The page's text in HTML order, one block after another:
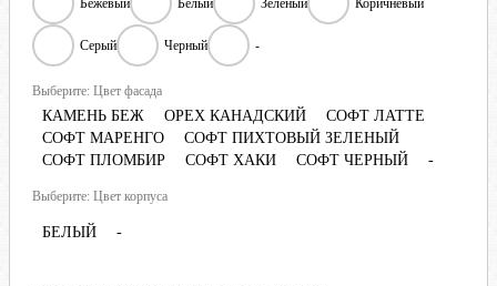
Бежевый Белый Зеленый Коричневый
Серый Черный -
Выберите: Цвет фасада
КАМЕНЬ БЕЖ ОРЕХ КАНАДСКИЙ
СОФТ ЛАТТЕ
СОФТ МАРЕНГО
СОФТ ПИХТОВЫЙ ЗЕЛЕНЫЙ
СОФТ ПЛОМБИР
СОФТ ХАКИ СОФТ ЧЕРНЫЙ -
Выберите: Цвет корпуса
БЕЛЫЙ -